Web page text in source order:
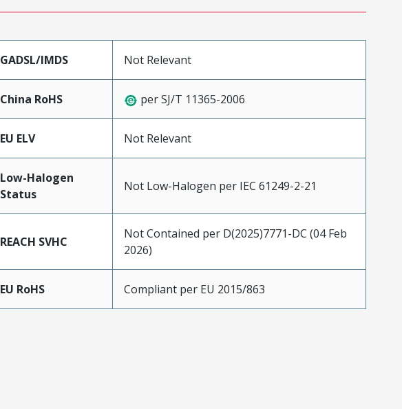
GADSL/IMDS Not Relevant
China RoHS per SJ/T 11365-2006
EU ELV Not Relevant
Low-Halogen
Status
Not Low-Halogen per IEC 61249-2-21
REACH SVHC
Not Contained per D(2025)7771-DC (04 Feb
2026)
EU RoHS Compliant per EU 2015/863